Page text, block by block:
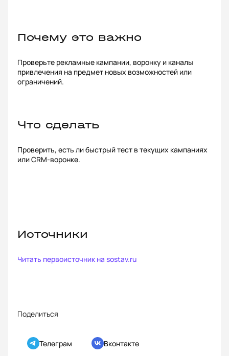
Почему это важно
Проверьте рекламные кампании, воронку и каналы
привлечения на предмет новых возможностей или
ограничений.
Что сделать
Проверить, есть ли быстрый тест в текущих кампаниях
или CRM-воронке.
Источники
Читать первоисточник на sostav.ru
Поделиться
Телеграм Вконтакте